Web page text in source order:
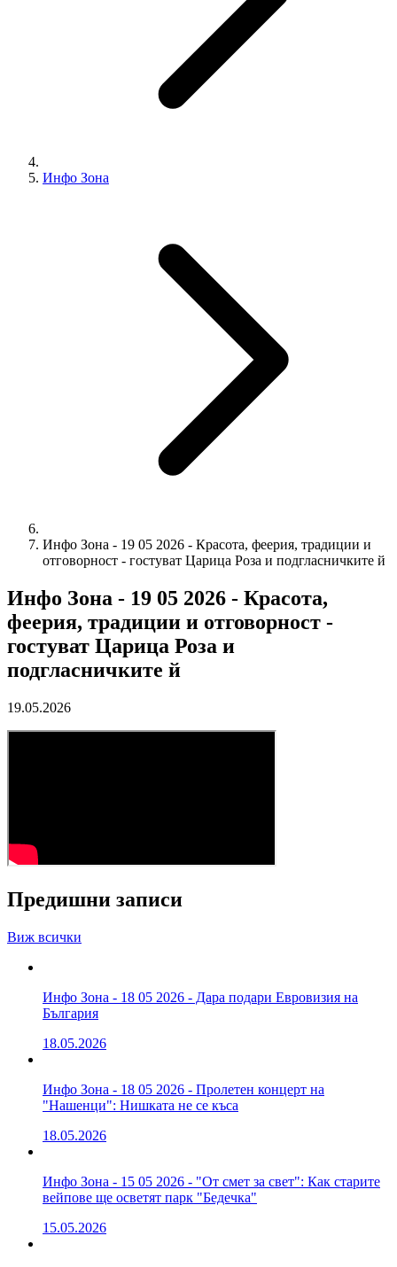
Инфо Зона
Инфо Зона - 19 05 2026 - Красота, феерия, традиции и
отговорност - гостуват Царица Роза и подгласничките й
Инфо Зона - 19 05 2026 - Красота,
феерия, традиции и отговорност -
гостуват Царица Роза и
подгласничките й
19.05.2026
Предишни записи
Виж всички
Инфо Зона - 18 05 2026 - Дара подари Евровизия на
България
18.05.2026
Инфо Зона - 18 05 2026 - Пролетен концерт на
"Нашенци": Нишката не се къса
18.05.2026
Инфо Зона - 15 05 2026 - "От смет за свет": Как старите
вейпове ще осветят парк "Бедечка"
15.05.2026